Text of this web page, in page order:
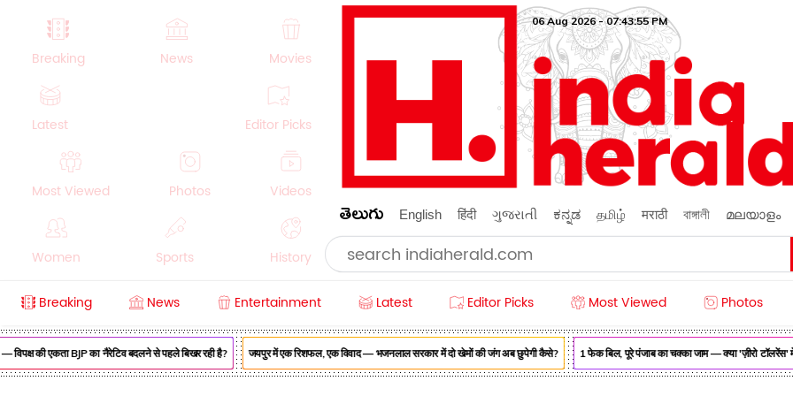
Breaking News Movies
Latest Editor Picks
Most Viewed Photos Videos
Women Sports History
Crime Beauty
06 Aug 2026 - 07:43:56 PM
తెలుగు English हिंदी ગુજરાતી ಕನ್ನಡ தமிழ் मराठी বাঙ্গালী മലയാളം
Breaking News Entertainment Latest Editor Picks Most Viewed Photos
की एकता BJP का नैरेटिव बदलने से पहले बिखर रही है? जयपुर में एक रिशफल, एक विवाद — भजनलाल सरकार में दो खेमों की जंग अब छुपेगी कैसे? 1 फेक बिल, पूरे पंजाब का चक्का जाम — क्या 'ज़ीरो टॉलरेंस' में